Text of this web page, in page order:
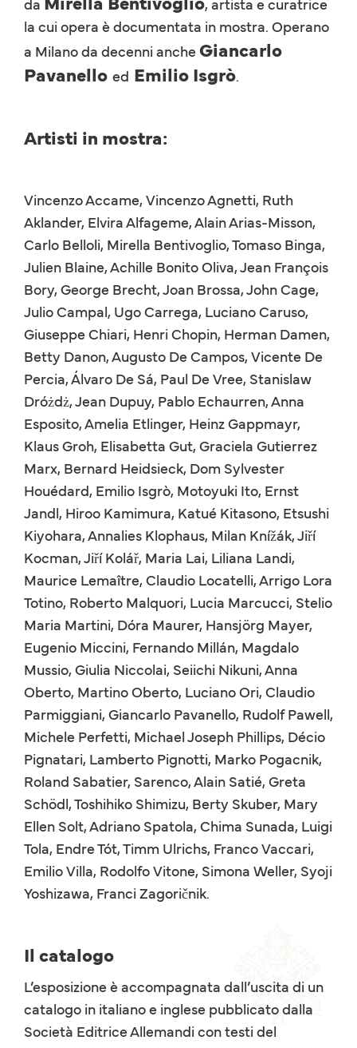
la cui opera è documentata in mostra. Operano
a Milano da decenni anche Giancarlo
Pavanello ed Emilio Isgrò.
Artisti in mostra:
Vincenzo Accame, Vincenzo Agnetti, Ruth
Aklander, Elvira Alfageme, Alain Arias-Misson,
Carlo Belloli, Mirella Bentivoglio, Tomaso Binga,
Julien Blaine, Achille Bonito Oliva, Jean François
Bory, George Brecht, Joan Brossa, John Cage,
Julio Campal, Ugo Carrega, Luciano Caruso,
Giuseppe Chiari, Henri Chopin, Herman Damen,
Betty Danon, Augusto De Campos, Vicente De
Percia, Álvaro De Sá, Paul De Vree, Stanislaw
Dróżdż, Jean Dupuy, Pablo Echaurren, Anna
Esposito, Amelia Etlinger, Heinz Gappmayr,
Klaus Groh, Elisabetta Gut, Graciela Gutierrez
Marx, Bernard Heidsieck, Dom Sylvester
Houédard, Emilio Isgrò, Motoyuki Ito, Ernst
Jandl, Hiroo Kamimura, Katué Kitasono, Etsushi
Kiyohara, Annalies Klophaus, Milan Knížák, Jiří
Kocman, Jiří Kolář, Maria Lai, Liliana Landi,
Maurice Lemaître, Claudio Locatelli, Arrigo Lora
Totino, Roberto Malquori, Lucia Marcucci, Stelio
Maria Martini, Dóra Maurer, Hansjörg Mayer,
Eugenio Miccini, Fernando Millán, Magdalo
Mussio, Giulia Niccolai, Seiichi Nikuni, Anna
Oberto, Martino Oberto, Luciano Ori, Claudio
Parmiggiani, Giancarlo Pavanello, Rudolf Pawell,
Michele Perfetti, Michael Joseph Phillips, Décio
Pignatari, Lamberto Pignotti, Marko Pogacnik,
Roland Sabatier, Sarenco, Alain Satié, Greta
Schödl, Toshihiko Shimizu, Berty Skuber, Mary
Ellen Solt, Adriano Spatola, Chima Sunada, Luigi
Tola, Endre Tót, Timm Ulrichs, Franco Vaccari,
Emilio Villa, Rodolfo Vitone, Simona Weller, Syoji
Yoshizawa, Franci Zagoričnik.
Il catalogo
L’esposizione è accompagnata dall’uscita di un
catalogo in italiano e inglese pubblicato dalla
Società Editrice Allemandi con testi del